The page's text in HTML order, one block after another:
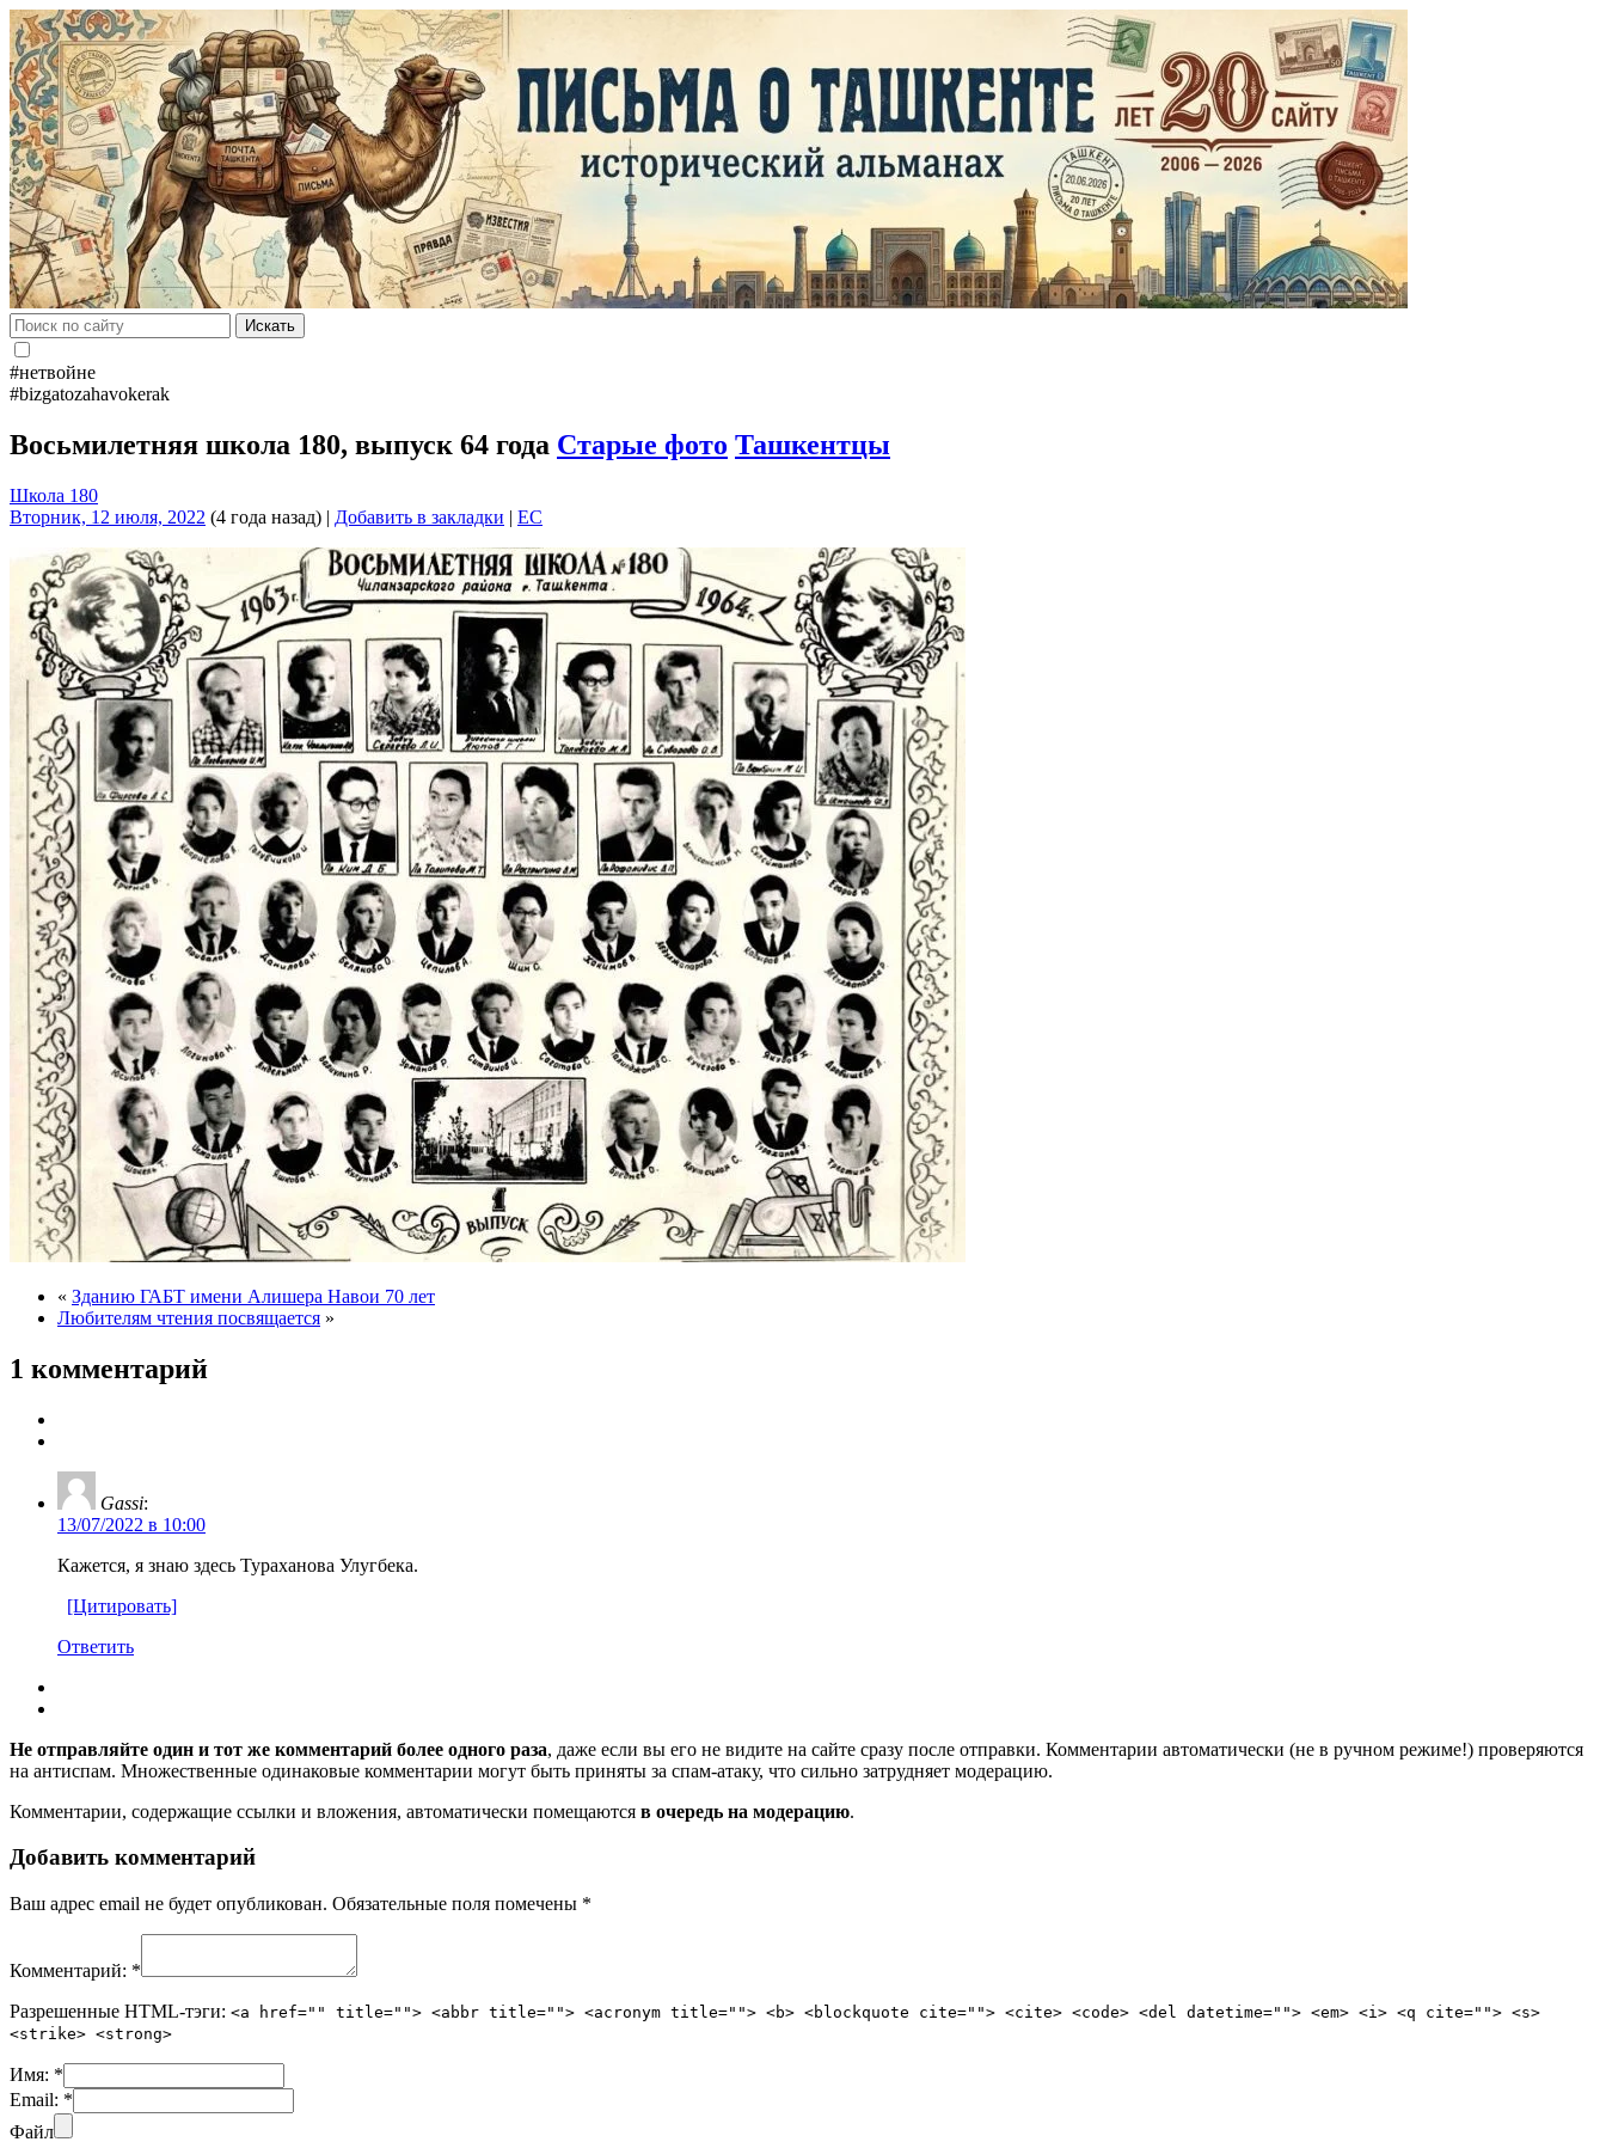
Искать
#нетвойне
#bizgatozahavokerak
Восьмилетняя школа 180, выпуск 64 года Старые фото Ташкентцы
Школа 180
Вторник, 12 июля, 2022 (4 года назад) | Добавить в закладки | EC
« Зданию ГАБТ имени Алишера Навои 70 лет
Любителям чтения посвящается »
1 комментарий
Gassi:
13/07/2022 в 10:00
Кажется, я знаю здесь Тураханова Улугбека.
[Цитировать]
Ответить
Не отправляйте один и тот же комментарий более одного раза, даже если вы его не видите на сайте сразу после отправки. Комментарии автоматически (не в ручном режиме!) проверяются
на антиспам. Множественные одинаковые комментарии могут быть приняты за спам-атаку, что сильно затрудняет модерацию.
Комментарии, содержащие ссылки и вложения, автоматически помещаются в очередь на модерацию.
Добавить комментарий
Ваш адрес email не будет опубликован. Обязательные поля помечены *
Комментарий: *
Разрешенные HTML-тэги: <a href="" title=""> <abbr title=""> <acronym title=""> <b> <blockquote cite=""> <cite> <code> <del datetime=""> <em> <i> <q cite=""> <s>
<strike> <strong>
Имя: *
Email: *
Файл